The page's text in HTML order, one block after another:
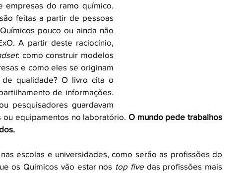
empresas do ramo químico.
feitas a partir de pessoas
pouco ou ainda não
A partir deste raciocínio,
: como construir modelos
e como eles se originam
de qualidade? O livro cita o
de informações.
pesquisadores guardavam
ou equipamentos no laboratório. O mundo pede trabalhos
escolas e universidades, como serão as profissões do
os Químicos vão estar nos top five das profissões mais